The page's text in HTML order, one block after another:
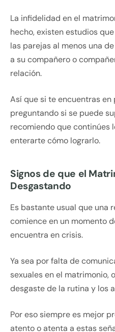
La infidelidad en el
hecho, existen estudios
las parejas al menos una
a su compañero o
relación.
Así que si te encuentras
preguntando si se puede
recomiendo que continúes
enterarte cómo lograrlo.
Signos de que el
Desgastando
Es bastante usual que una
comience en un momento
encuentra en crisis.
Ya sea por falta de
sexuales en el matrimonio,
desgaste de la rutina y los
Por eso siempre es mejor
atento o atenta a estas